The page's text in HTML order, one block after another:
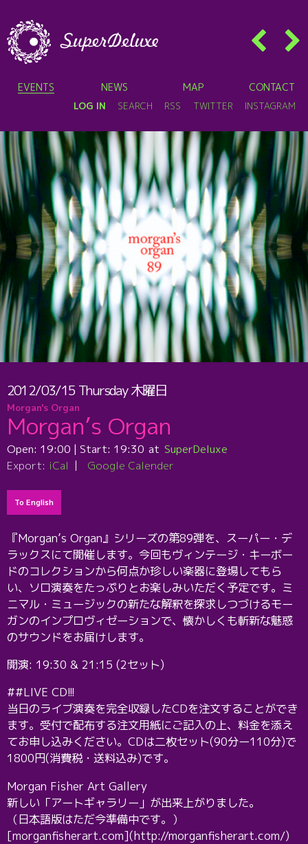
EVENTS NEWS MAP CONTACT
LOG IN SEARCH RSS TWITTER INSTAGRAM
2012/03/15Thursday木曜日
Morgan's Organ
Morgan’s Organ
Open: 19:00 | Start: 19:30
SuperDeluxe
Export: iCal Google Calender
To English
『Morgan’s Organ』シリーズの第89弾を、スーパー・デ
ラックスにて開催します。今回もヴィンテージ・キーボー
ドのコレクションから何点か珍しい楽器に登場してもら
い、ソロ演奏をたっぷりとお楽しみいただく予定です。ミ
ニマル・ミュージックの新たな解釈を探求しつづけるモー
ガンのインプロヴィゼーションで、懐かしくも斬新な魅惑
のサウンドをお届けします。
開演: 19:30 & 21:15 (2セット)
##LIVE CD!!!
当日のライブ演奏を完全収録したCDを注文することができ
ます。受付で配布する注文用紙にご記入の上、料金を添え
てお申し込みください。CDは二枚セット(90分ー110分)で
1800円(消費税・送料込み)です。
Morgan Fisher Art Gallery
新しい「アートギャラリー」が出来上がりました。
（日本語版はただ今準備中です。）
[morganfisherart.com](http://morganfisherart.com/)